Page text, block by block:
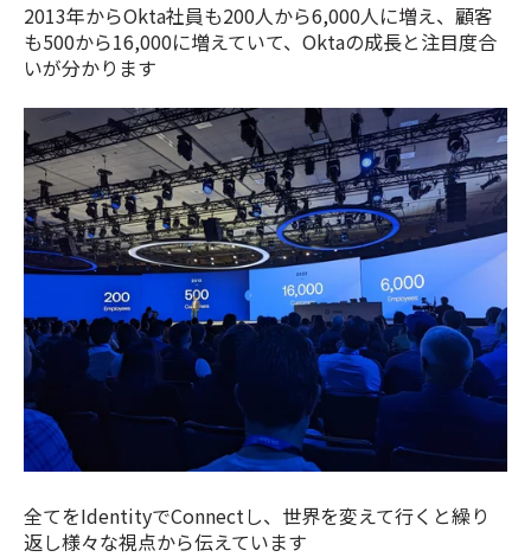
2013年からOkta社員も200人から6,000人に増え、顧客
も500から16,000に増えていて、Oktaの成長と注目度合
いが分かります
全てをIdentityでConnectし、世界を変えて行くと繰り
返し様々な視点から伝えています